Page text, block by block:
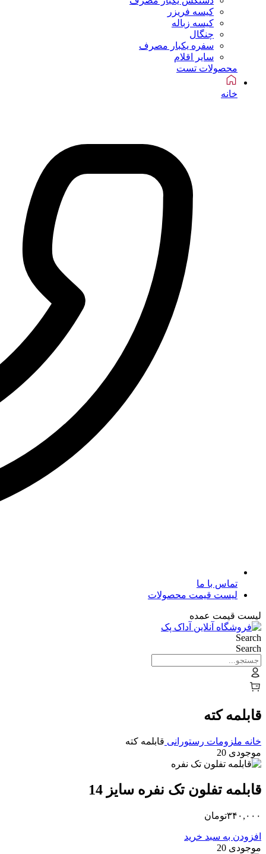
کیسه فریزر
کیسه زباله
چنگال
سفره یکبار مصرف
سایر اقلام
محصولات تست
خانه
تماس با ما
لیست قیمت محصولات
لیست قیمت عمده
Search
Search
قابلمه کته
خانه ملزومات رستورانی قابلمه کته
موجودی 20
قابلمه تفلون تک نفره سایز 14
۳۴۰,۰۰۰تومان
افزودن به سبد خرید
موجودی 20